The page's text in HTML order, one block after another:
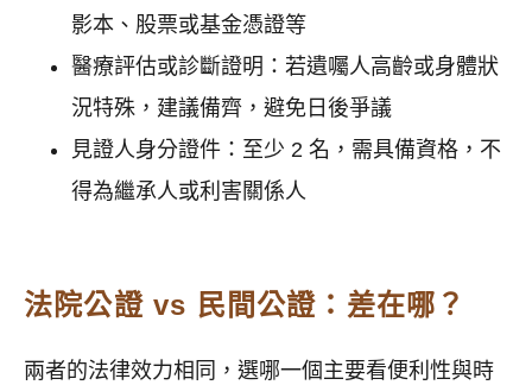
影本、股票或基金憑證等
醫療評估或診斷證明：若遺囑人高齡或身體狀
況特殊，建議備齊，避免日後爭議
見證人身分證件：至少 2 名，需具備資格，不
得為繼承人或利害關係人
法院公證 vs 民間公證：差在哪？
兩者的法律效力相同，選哪一個主要看便利性與時